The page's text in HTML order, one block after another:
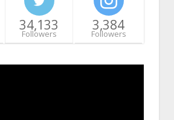
34,133
Followers
3,384
Followers